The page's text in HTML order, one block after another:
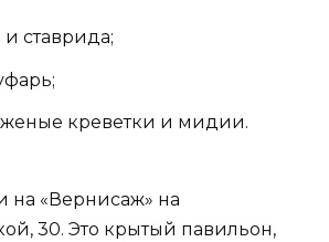
и ставрида;
креветки и мидии.
на «Вернисаж» на
30. Это крытый павильон,